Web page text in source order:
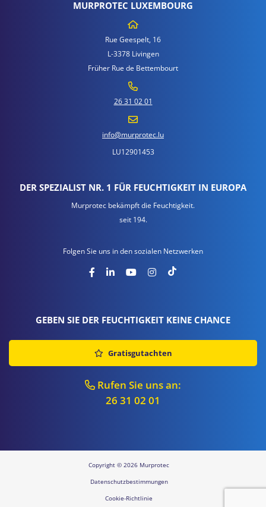
MURPROTEC LUXEMBOURG
Rue Geespelt, 16
L-3378 Livingen
Früher Rue de Bettembourt
26 31 02 01
info@murprotec.lu
LU12901453
DER SPEZIALIST NR. 1 FÜR FEUCHTIGKEIT IN EUROPA
Murprotec bekämpft die Feuchtigkeit.
seit 194.
Folgen Sie uns in den sozialen Netzwerken
GEBEN SIE DER FEUCHTIGKEIT KEINE CHANCE
Gratisgutachten
Rufen Sie uns an:
26 31 02 01
Copyright © 2026 Murprotec
Datenschutzbestimmungen
Cookie-Richtlinie